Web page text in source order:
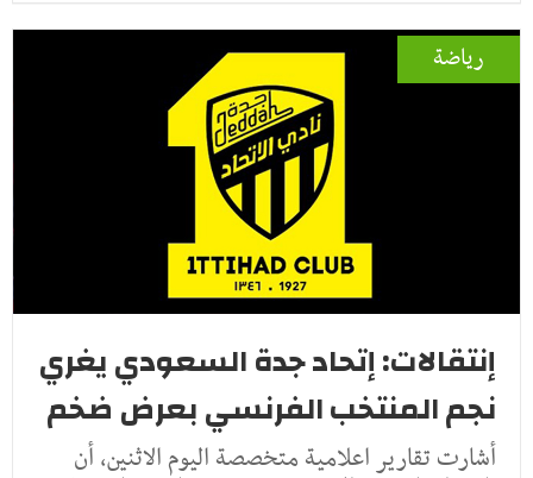
رياضة
إنتقالات: إتحاد جدة السعودي يغري
نجم المنتخب الفرنسي بعرض ضخم
أشارت تقارير اعلامية متخصصة اليوم الاثنين, أن